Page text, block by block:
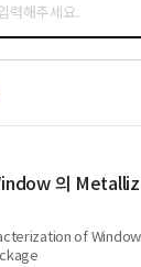
의
of